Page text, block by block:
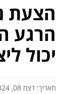
הצעת
הרגע
יכול
תאריך: דצמ 08, 2024